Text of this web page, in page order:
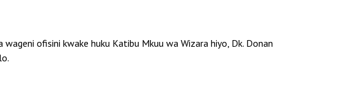
ofisini kwake huku Katibu Mkuu wa Wizara hiyo, Dk. Donan